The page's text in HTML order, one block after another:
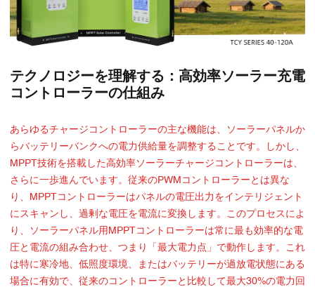
テクノロジーを理解する：高効率ソーラー充電
コントローラーの仕組み
あらゆるチャージコントローラーの主な機能は、ソーラーパネルか
らバッテリーバンクへの電力供給量を調整することです。しかし、
MPPT技術を搭載した高効率ソーラーチャージコントローラーは、
さらに一歩進んでいます。従来のPWMコントローラーとは異な
り、MPPTコントローラーはパネルの電圧出力をインテリジェント
にスキャンし、過剰な電圧を電流に変換します。このプロセスによ
り、ソーラーパネル用MPPTコントローラーは常に最も効率的な電
圧と電流の組み合わせ、つまり「最大電力点」で動作します。これ
は特に寒冷地、低照度環境、またはバッテリーが過放電状態にある
場合に有効で、従来のコントローラーと比較して最大30%の電力回